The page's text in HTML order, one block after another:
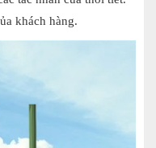
khách hàng.